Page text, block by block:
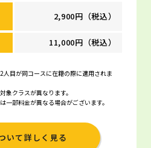
2,900円（税込）
11,000円（税込）
目が同コースに在籍の際に適用されま
クラスが異なります。
部料金が異なる場合がございます。
いて詳しく見る